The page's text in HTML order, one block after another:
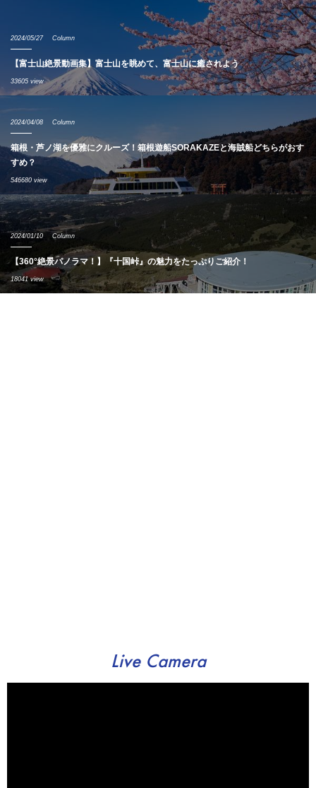
2024/05/27 Column
【富士山絶景動画集】富士山を眺めて、富士山に癒されよう
33605 view
2024/04/08 Column
箱根・芦ノ湖を優雅にクルーズ！箱根遊船SORAKAZEと海賊船どちらがおす
すめ？
546680 view
2024/01/10 Column
【360°絶景パノラマ！】『十国峠』の魅力をたっぷりご紹介！
18041 view
Live Camera